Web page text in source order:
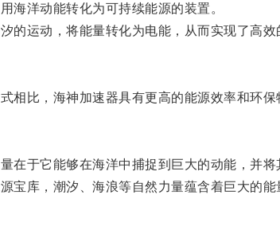
洋动能转化为可持续能源的装置。
运动，将能量转化为电能，从而实现了高效
比，海神加速器具有更高的能源效率和环保
于它能够在海洋中捕捉到巨大的动能，并将
库，潮汐、海浪等自然力量蕴含着巨大的能